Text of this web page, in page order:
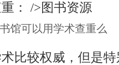
： />图书资源
馆可以用学术查重么
比较权威，但是